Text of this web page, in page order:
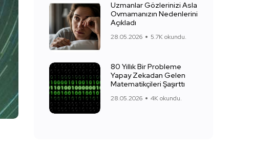
Uzmanlar Gözlerinizi Asla
Ovmamanızın Nedenlerini
Açıkladı
28.05.2026 5.7K okundu.
80 Yıllık Bir Probleme
Yapay Zekadan Gelen
Matematikçileri Şaşırttı
28.05.2026 4K okundu.